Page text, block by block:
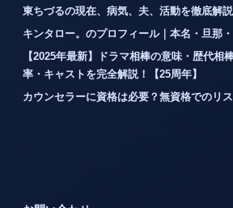
東ちづるの現在、病気、夫、活動を徹底解説
キンタロー。のプロフィール｜本名・旦那
【2025年最新】ドラマ相棒の意味・歴代相
率・キャストを完全解説！【25周年】
カウンセラーに資格は必要？無資格でのリ